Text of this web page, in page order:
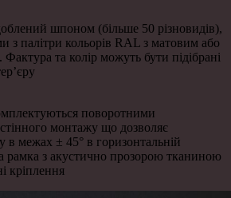
шпоном (більше 50 різновидів),
з палітри кольорів RAL з матовим або
та колір можуть бути підібрані
поворотними
монтажу що дозволяє
в межах ± 45° в горизонтальній
рамка з акустично прозорою тканиною
кріплення